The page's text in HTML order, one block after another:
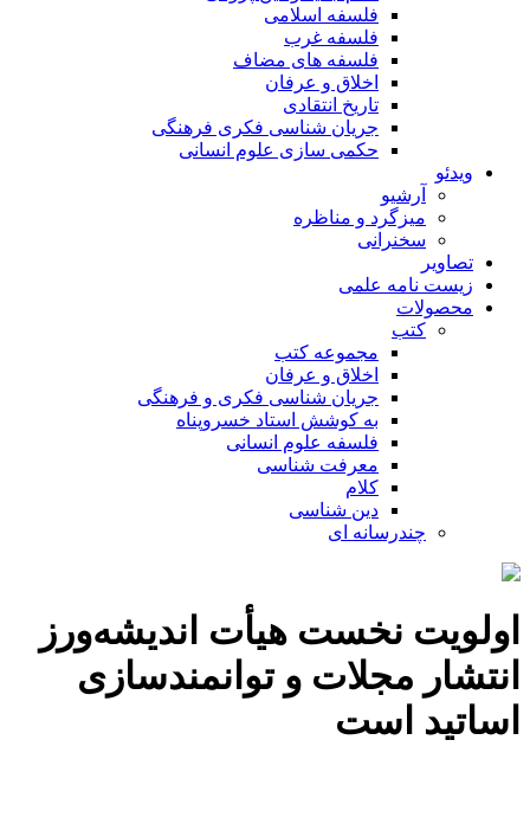
فلسفه اسلامی
فلسفه غرب
فلسفه های مضاف
اخلاق و عرفان
تاریخ انتقادی
جریان شناسی فکری فرهنگی
حکمی سازی علوم انسانی
ویدئو
آرشیو
میزگرد و مناظره
سخنرانی
تصاویر
زیست نامه علمی
محصولات
کتب
مجموعه کتب
اخلاق و عرفان
جریان شناسی فکری و فرهنگی
به کوشش استاد خسروپناه
فلسفه علوم انسانی
معرفت شناسی
کلام
دین شناسی
چندرسانه ای
اولویت‌ نخست هیأت اندیشه‌ورز
انتشار مجلات و توانمندسازی
اساتید است